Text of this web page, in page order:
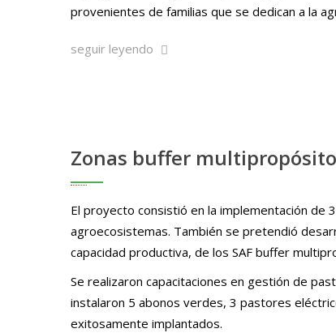
provenientes de familias que se dedican a la
seguir leyendo
Zonas buffer
El proyecto consistió en la implementación de
agroecosistemas. También se pretendió
capacidad productiva, de los SAF buffer
Se realizaron capacitaciones en gestión de
instalaron 5 abonos verdes, 3 pastores
exitosamente implantados.